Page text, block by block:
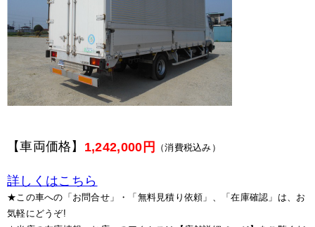
【車両価格】 1,242,000円 （消費税込み）
詳しくはこちら
★この車への「お問合せ」・「無料見積り依頼」、「在庫確認」は、お
気軽にどうぞ!